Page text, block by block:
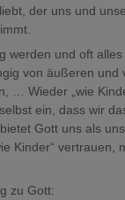
der uns und
werden und oft
von äußeren und
… Wieder „wie
ein, dass wir
Gott uns als
Kinder“
zu Gott: